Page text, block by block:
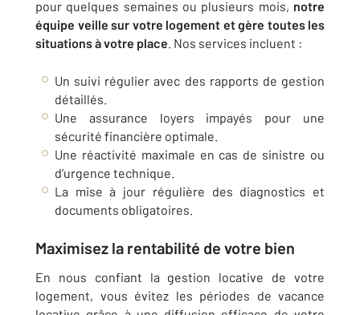
pour quelques semaines ou plusieurs mois, notre
équipe veille sur votre logement et gère toutes les
situations à votre place. Nos services incluent :
Un suivi régulier avec des rapports de gestion
détaillés.
Une assurance loyers impayés pour une
sécurité financière optimale.
Une réactivité maximale en cas de sinistre ou
d’urgence technique.
La mise à jour régulière des diagnostics et
documents obligatoires.
Maximisez la rentabilité de votre bien
En nous confiant la gestion locative de votre
logement, vous évitez les périodes de vacance